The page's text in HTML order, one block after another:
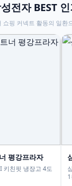
전자 BEST
쇼핑 커넥트 활동의 일환
평강프라자
키친핏 냉장고 4도